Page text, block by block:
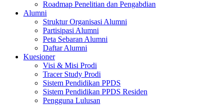
Roadmap Penelitian dan Pengabdian
Alumni
Struktur Organisasi Alumni
Partisipasi Alumni
Peta Sebaran Alumni
Daftar Alumni
Kuesioner
Visi & Misi Prodi
Tracer Study Prodi
Sistem Pendidikan PPDS
Sistem Pendidikan PPDS Residen
Pengguna Lulusan